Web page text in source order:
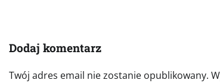
Dodaj komentarz
Twój adres email nie zostanie opublikowany.